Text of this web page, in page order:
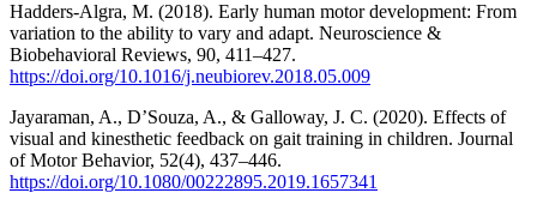
Hadders-Algra, M. (2018). Early human motor development: From
variation to the ability to vary and adapt. Neuroscience &
Biobehavioral Reviews, 90, 411–427.
https://doi.org/10.1016/j.neubiorev.2018.05.009
Jayaraman, A., D’Souza, A., & Galloway, J. C. (2020). Effects of
visual and kinesthetic feedback on gait training in children. Journal
of Motor Behavior, 52(4), 437–446.
https://doi.org/10.1080/00222895.2019.1657341